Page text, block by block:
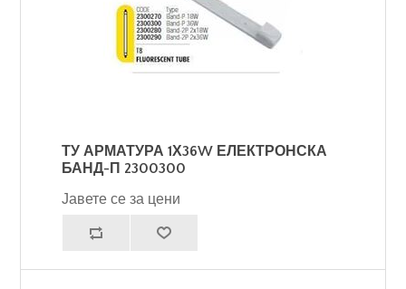
ТУ АРМАТУРА 1Х36W ЕЛЕКТРОНСКА
БАНД-П 2300300
Јавете се за цени